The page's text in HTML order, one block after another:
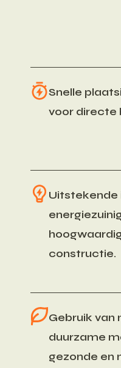
Snelle
voor directe
Uitstekende
constructie.
Gebruik van
duurzame
gezonde en